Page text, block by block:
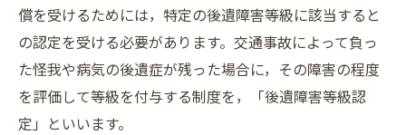
償を受けるためには，特定の後遺障害等級に該当すると
の認定を受ける必要があります。交通事故によって負っ
た怪我や病気の後遺症が残った場合に，その障害の程度
を評価して等級を付与する制度を，「後遺障害等級認
定」といいます。